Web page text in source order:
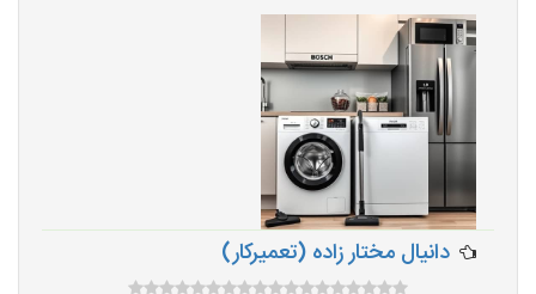
دانیال مختار زاده (تعمیرکار)